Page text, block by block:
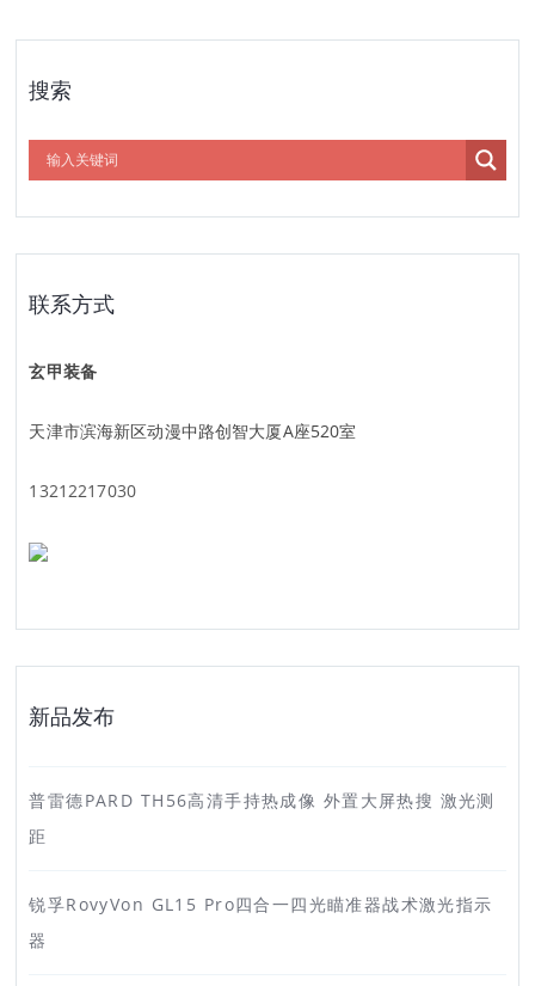
搜索
联系方式
玄甲装备
天津市滨海新区动漫中路创智大厦A座520室
13212217030
新品发布
普雷德PARD TH56高清手持热成像 外置大屏热搜 激光测
距
锐孚RovyVon GL15 Pro四合一四光瞄准器战术激光指示
器